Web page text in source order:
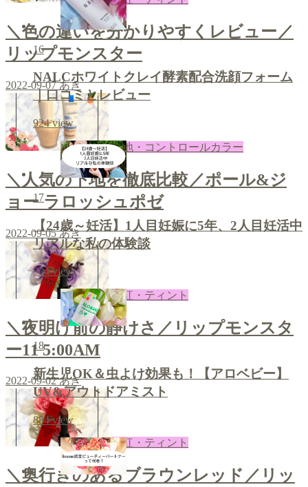
＼色の違いを分かりやすくレビュー／
リップモンスター
2022-09-07 あき
下地・コントロールカラー
＼人気の下地を徹底比較／ポール&ジ
ョー ラロッシュポゼ
2022-09-05 あき
口紅・ティント
＼夜明け前の静けさ／リップモンスタ
ー11 5:00AM
2022-09-02 あき
口紅・ティント
＼奥行きのあるブラウンレッド／リッ
16
NALCホワイトクレイ酵素配合洗顔フォーム
｜口コミとレビュー
924view
17
【24歳～妊活】1人目妊娠に5年、2人目妊活中
リアルな私の体験談
904view
18
新生児OK＆虫よけ効果も！【アロベビー】
UV&アウトドアミスト
884view